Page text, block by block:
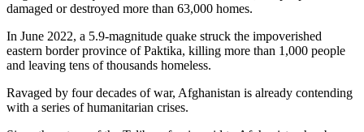
damaged or destroyed more than 63,000 homes.
In June 2022, a 5.9-magnitude quake struck the impoverished
eastern border province of Paktika, killing more than 1,000 people
and leaving tens of thousands homeless.
Ravaged by four decades of war, Afghanistan is already contending
with a series of humanitarian crises.